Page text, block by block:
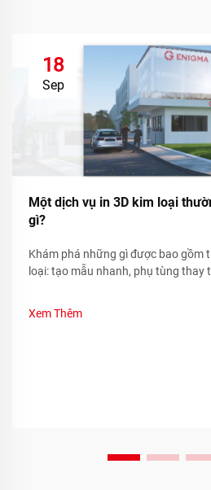
18
Sep
Một dịch vụ in 3D kim loại
gì?
Khám phá những gì được bao gồm
loại: tạo mẫu nhanh, phụ tùng thay
và chi phí—tìm hiểu thêm.
Xem Thêm